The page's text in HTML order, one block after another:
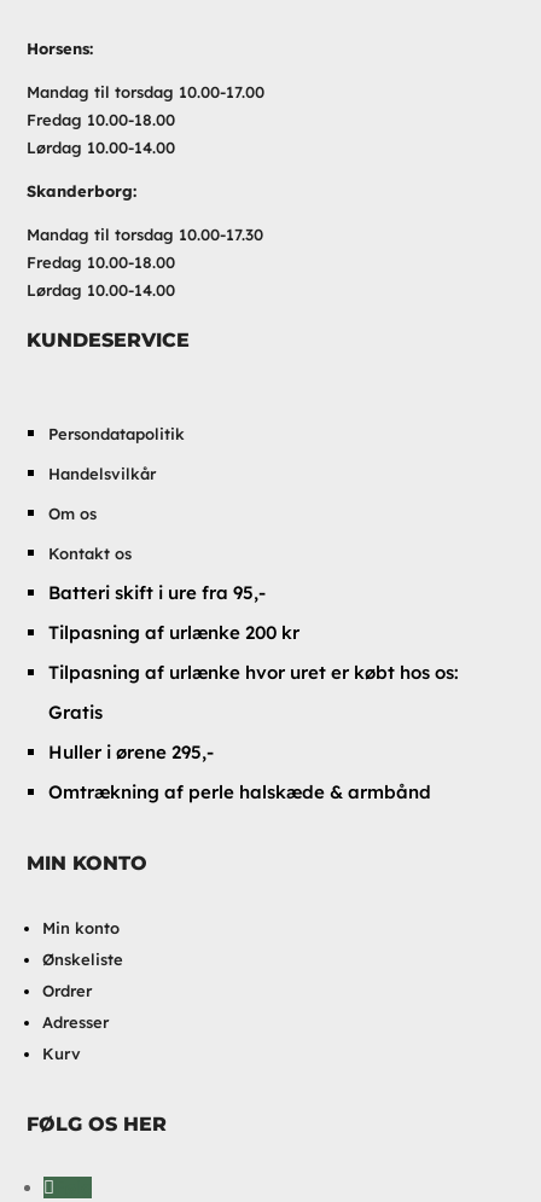
Horsens:
Mandag til torsdag 10.00-17.00
Fredag 10.00-18.00
Lørdag 10.00-14.00
Skanderborg:
Mandag til torsdag 10.00-17.30
Fredag 10.00-18.00
Lørdag 10.00-14.00
KUNDESERVICE
Persondatapolitik
Handelsvilkår
Om os
Kontakt os
Batteri skift i ure fra 95,-
Tilpasning af urlænke 200 kr
Tilpasning af urlænke hvor uret er købt hos os:
Gratis
Huller i ørene 295,-
Omtrækning af perle halskæde & armbånd
MIN KONTO
Min konto
Ønskeliste
Ordrer
Adresser
Kurv
FØLG OS HER